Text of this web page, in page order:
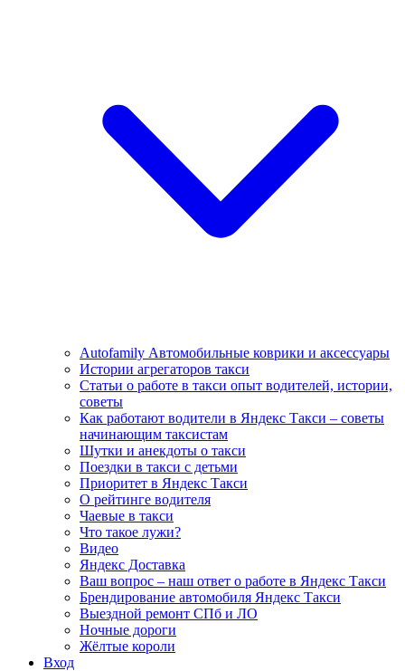
Autofamily Автомобильные коврики и аксессуары
Истории агрегаторов такси
Статьи о работе в такси опыт водителей, истории,
советы
Как работают водители в Яндекс Такси – советы
начинающим таксистам
Шутки и анекдоты о такси
Поездки в такси с детьми
Приоритет в Яндекс Такси
О рейтинге водителя
Чаевые в такси
Что такое лужи?
Видео
Яндекс Доставка
Ваш вопрос – наш ответ о работе в Яндекс Такси
Брендирование автомобиля Яндекс Такси
Выездной ремонт СПб и ЛО
Ночные дороги
Жёлтые короли
Вход